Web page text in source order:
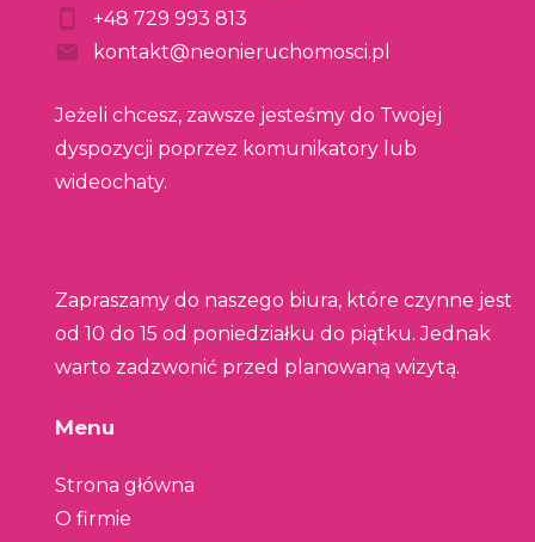
+48 729 993 813
kontakt@neonieruchomosci.pl
Jeżeli chcesz, zawsze jesteśmy do Twojej
dyspozycji poprzez komunikatory lub
wideochaty.
Zapraszamy do naszego biura, które czynne jest
od 10 do 15 od poniedziałku do piątku. Jednak
warto zadzwonić przed planowaną wizytą.
Menu
Strona główna
O firmie